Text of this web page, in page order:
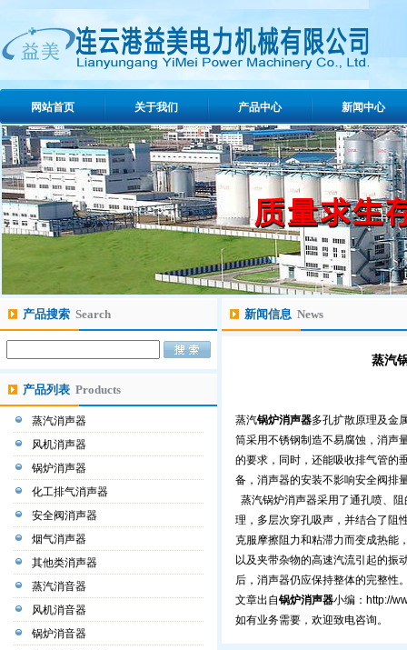
网站首页 关于我们 产品中心 新闻中心
产品搜索 Search
产品列表 Products
蒸汽消声器
风机消声器
锅炉消声器
化工排气消声器
安全阀消声器
烟气消声器
其他类消声器
蒸汽消音器
风机消音器
锅炉消音器
新闻信息 News
蒸汽
蒸汽锅炉消声器多孔扩散原理及金
筒采用不锈钢制造不易腐蚀，消声
的要求，同时，还能吸收排气管的
备，消声器的安装不影响安全阀排
蒸汽锅炉消声器采用了通孔喷、
理，多层次穿孔吸声，并结合了阻
克服摩擦阻力和粘滞力而变成热能
以及夹带杂物的高速汽流引起的振
后，消声器仍应保持整体的完整性
文章出自锅炉消声器小编： http://
如有业务需要，欢迎致电咨询。